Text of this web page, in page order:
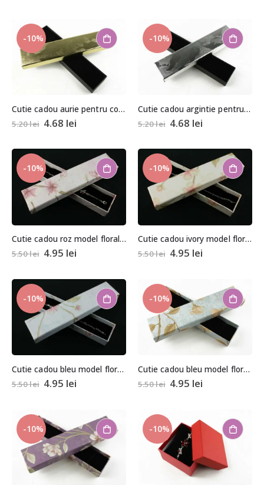
-10%
Cutie cadou aurie pentru colier/bratara
5.20lei 4.68 lei
-10%
Cutie cadou argintie pentru colier/bratara
5.20lei 4.68 lei
-10%
Cutie cadou roz model floral pentru colier, bratara sau ceas
5.50lei 4.95 lei
-10%
Cutie cadou ivory model floral pentru colier, bratara sau ceas
5.50lei 4.95 lei
-10%
Cutie cadou bleu model floral pentru colier, bratara sau ceas
5.50lei 4.95 lei
-10%
Cutie cadou bleu model floral pentru colier, bratara sau ceas
5.50lei 4.95 lei
-10% -10%